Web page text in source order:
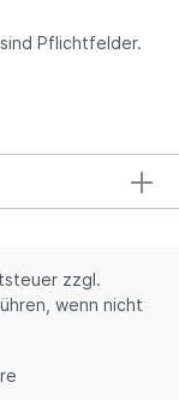
Pflichtfelder.
zzgl.
wenn nicht